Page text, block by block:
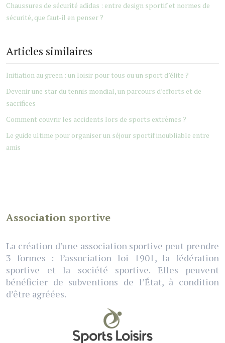
Chaussures de sécurité adidas : entre design sportif et normes de
sécurité, que faut-il en penser ?
Articles similaires
Initiation au green : un loisir pour tous ou un sport d’élite ?
Devenir une star du tennis mondial, un parcours d’efforts et de
sacrifices
Comment couvrir les accidents lors de sports extrêmes ?
Le guide ultime pour organiser un séjour sportif inoubliable entre
amis
Association sportive
La création d’une association sportive peut prendre
3 formes : l’association loi 1901, la fédération
sportive et la société sportive. Elles peuvent
bénéficier de subventions de l’État, à condition
d’être agréées.